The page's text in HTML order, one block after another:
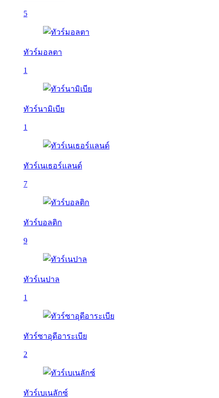
5
ทัวร์มอลตา
1
ทัวร์นามิเบีย
1
ทัวร์เนเธอร์แลนด์
7
ทัวร์บอลติก
9
ทัวร์เนปาล
1
ทัวร์ซาอุดีอาระเบีย
2
ทัวร์เบเนลักซ์